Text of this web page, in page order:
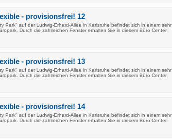
- provisionsfrei! 12
Park" auf der Ludwig-Erhard-Allee in Karlsruhe befindet sich in einem sehr
Durch die zahlreichen Fenster erhalten Sie in diesem Büro Center
- provisionsfrei! 13
Park" auf der Ludwig-Erhard-Allee in Karlsruhe befindet sich in einem sehr
Durch die zahlreichen Fenster erhalten Sie in diesem Büro Center
- provisionsfrei! 14
Park" auf der Ludwig-Erhard-Allee in Karlsruhe befindet sich in einem sehr
Durch die zahlreichen Fenster erhalten Sie in diesem Büro Center